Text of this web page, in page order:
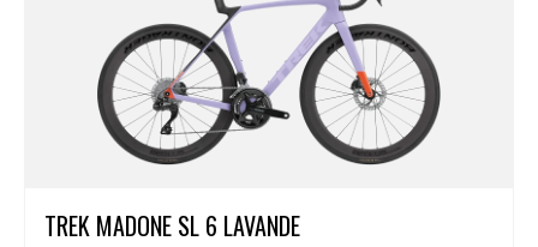
TREK MADONE SL 6 LAVANDE